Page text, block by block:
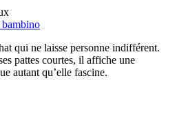
qui ne laisse personne indifférent.
pattes courtes, il affiche une
autant qu’elle fascine.